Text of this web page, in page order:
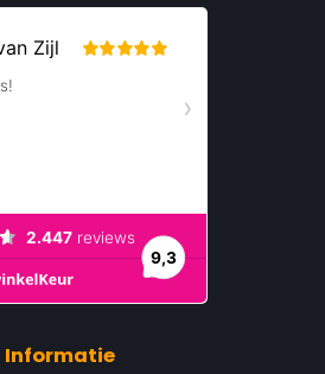
Informatie